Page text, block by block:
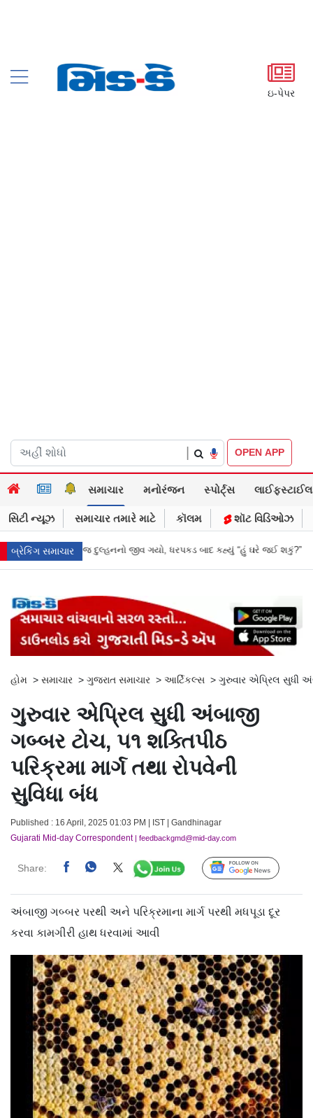
ઇ-પેપર
OPEN APP
સમાચાર મનોરંજન સ્પોર્ટ્સ લાઈફસ્ટાઈલ
સિટી ન્યૂઝ સમાચાર તમારે માટે કૉલમ શૉટ વિડિઓઝ
બ્રેકિંગ સમાચાર
બાદ કહ્યું “હું ઘરે જઈ શકું?” ‘હું બાબા બાગેશ્વર નથી...’: IIT દિલ્હીમાં
હોમ > સમાચાર > ગુજરાત સમાચાર > આર્ટિકલ્સ > ગુરુવાર એપ્રિલ સુધી
ગુરુવાર એપ્રિલ સુધી અંબાજી
ગબ્બર ટોચ, ૫૧ શક્તિપીઠ
પરિક્રમા માર્ગ તથા રોપવેની
સુવિધા બંધ
Published : 16 April, 2025 01:03 PM | IST | Gandhinagar
Gujarati Mid-day Correspondent| feedbackgmd@mid-day.com
Share: Follow Us
અંબાજી ગબ્બર પરથી અને પરિક્રમાના માર્ગ પરથી મધપૂડા દૂર
કરવા કામગીરી હાથ ધરવામાં આવી